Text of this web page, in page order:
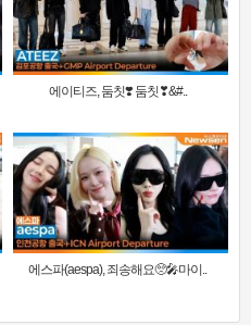
에이티즈, 둠칫❣️ 둠칫❣&#..
에스파(aespa), 죄송해요🥺🎤마이..